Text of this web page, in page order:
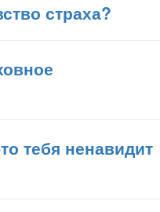
страха?
тебя ненавидит